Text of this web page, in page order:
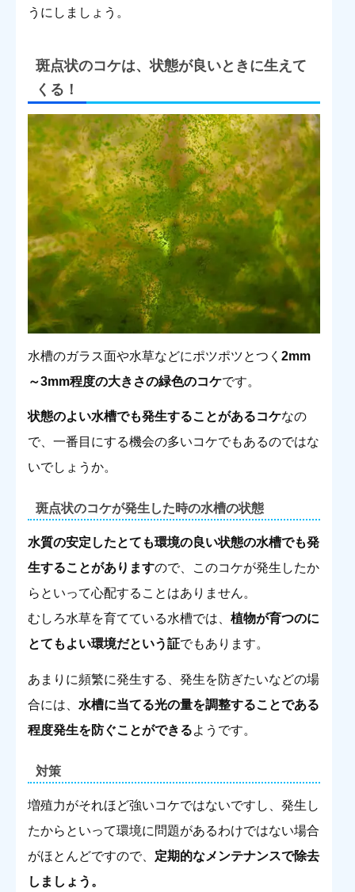
うにしましょう。
斑点状のコケは、状態が良いときに生えて
くる！
水槽のガラス面や水草などにポツポツとつく 2mm
～3mm程度の大きさの緑色のコケです。
状態のよい水槽でも発生することがあるコケなの
で、一番目にする機会の多いコケでもあるのではな
いでしょうか。
斑点状のコケが発生した時の水槽の状態
水質の安定したとても環境の良い状態の水槽でも発
生することがありますので、このコケが発生したか
らといって心配することはありません。
むしろ水草を育てている水槽では、 植物が育つのに
とてもよい環境だという証でもあります。
あまりに頻繁に発生する、発生を防ぎたいなどの場
合には、 水槽に当てる光の量を調整することである
程度発生を防ぐことができるようです。
対策
増殖力がそれほど強いコケではないですし、発生し
たからといって環境に問題があるわけではない場合
がほとんどですので、 定期的なメンテナンスで除去
しましょう。